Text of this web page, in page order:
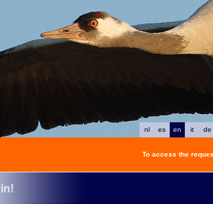
de
it
en
es
nl
To access the